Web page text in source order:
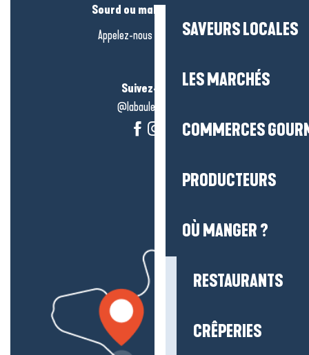
SAVEURS LOCALES
LES MARCHÉS
COMMERCES
PRODUCTEURS
OÙ MANGER ?
RESTAURANTS
CRÊPERIES
Sourd ou malentendant ?
Appelez-nous en
cliquant-ici
Suivez-nous !
@labauleguérande